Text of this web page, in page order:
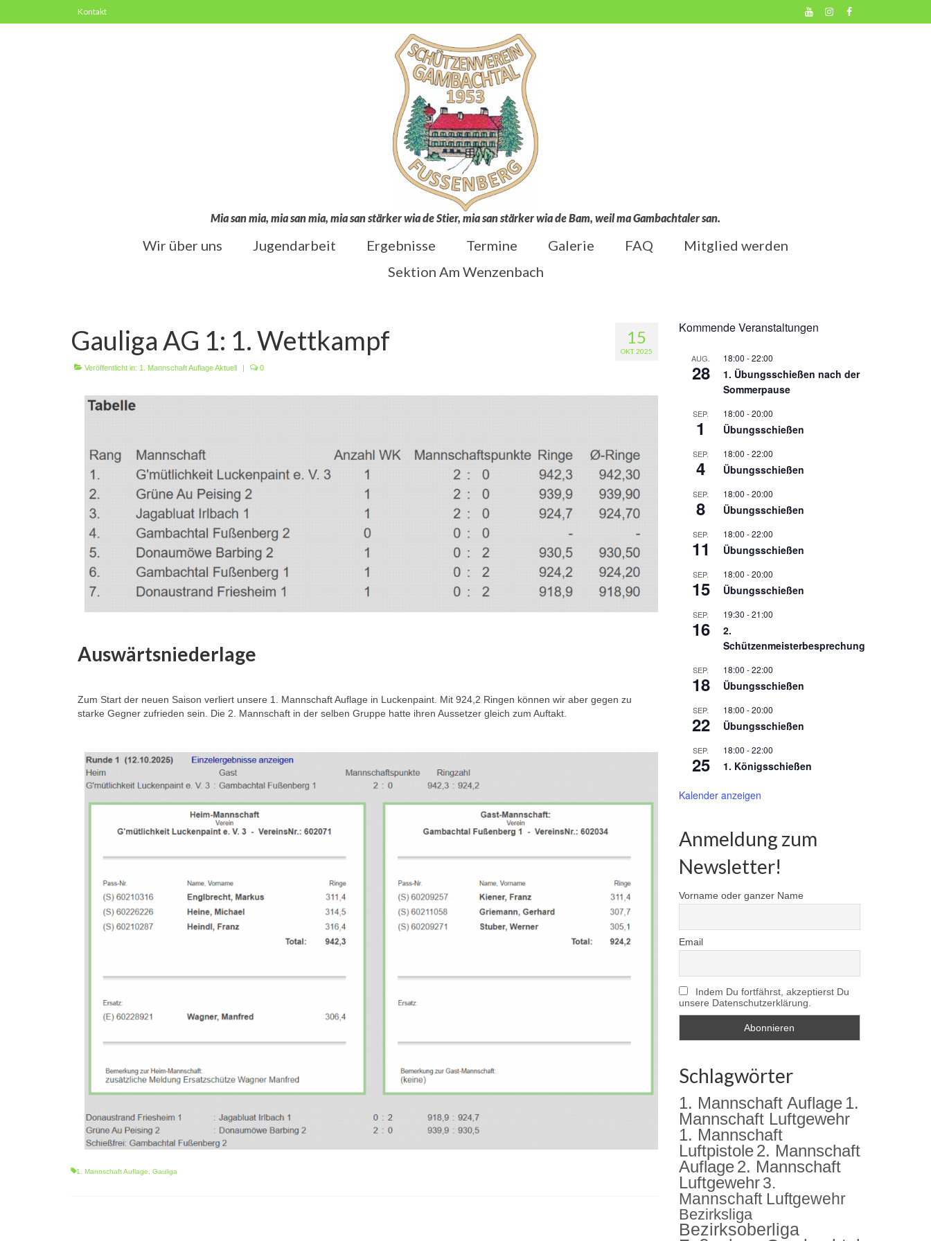
Kontakt
Mia san mia, mia san mia, mia san stärker wia de Stier, mia san stärker wia de Bam, weil ma Gambachtaler san.
Wir über uns Jugendarbeit Ergebnisse Termine Galerie FAQ
Mitglied werden
Sektion Am Wenzenbach
15
OKT. 2025
Gauliga AG 1: 1. Wettkampf
Veröffentlicht in: 1. Mannschaft Auflage Aktuell | 0
Auswärtsniederlage
Zum Start der neuen Saison verliert unsere 1. Mannschaft Auflage in Luckenpaint. Mit 924,2 Ringen können wir aber gegen zu
starke Gegner zufrieden sein. Die 2. Mannschaft in der selben Gruppe hatte ihren Aussetzer gleich zum Auftakt.
1. Mannschaft Auflage Gauliga
Kommende Veranstaltungen
AUG.
28
18:00 -22:00
1. Übungsschießen nach der
Sommerpause
SEP.
1
18:00 -20:00
Übungsschießen
SEP.
4
18:00 -22:00
Übungsschießen
SEP.
8
18:00 -20:00
Übungsschießen
SEP.
11
18:00 -22:00
Übungsschießen
SEP.
15
18:00 -20:00
Übungsschießen
SEP.
16
19:30 -21:00
2.
Schützenmeisterbesprechung
SEP.
18
18:00 -22:00
Übungsschießen
SEP.
22
18:00 -20:00
Übungsschießen
SEP.
25
18:00 -22:00
1. Königsschießen
Kalender anzeigen
Anmeldung zum
Newsletter!
Vorname oder ganzer Name
Email
Indem Du fortfährst, akzeptierst Du
unsere Datenschutzerklärung.
Schlagwörter
1. Mannschaft Auflage 1.
Mannschaft Luftgewehr
1. Mannschaft
Luftpistole 2. Mannschaft
Auflage 2. Mannschaft
Luftgewehr 3.
Mannschaft Luftgewehr
Bezirksliga
Bezirksoberliga